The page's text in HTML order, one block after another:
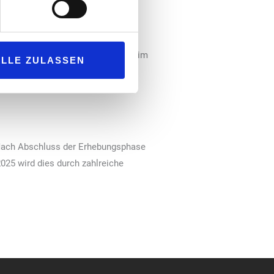
ZULASSEN
2008 und 2017 der
mit verschiedenen
sowie Entwicklungen im
etwa die Nutzung von
im Verkehr. Auch die
Abschluss der Erhebungsphase
wird dies durch zahlreiche